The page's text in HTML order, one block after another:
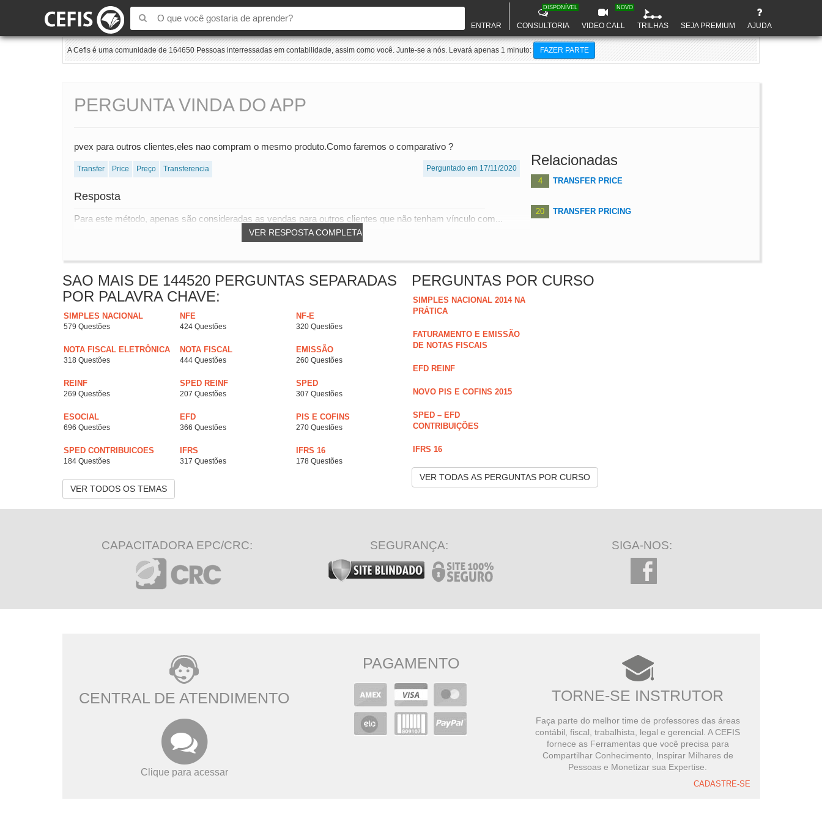
ENTRAR CONSULTORIA
DISPONÍVEL
VIDEO CALL
NOVO
TRILHAS SEJA PREMIUM AJUDA
A Cefis é uma comunidade de 164650 Pessoas interressadas em contabilidade, assim como você. Junte-se a nós. Levará apenas 1 minuto: FAZER PARTE
PERGUNTA VINDA DO APP
pvex para outros clientes,eles nao compram o mesmo produto.Como faremos o comparativo ?
Transfer Price Preço Transferencia Perguntado em 17/11/2020
Resposta
VER RESPOSTA COMPLETA
Para este método, apenas são consideradas as vendas para outros clientes que não tenham vínculo com...
Relacionadas
4 TRANSFER PRICE
20 TRANSFER PRICING
SAO MAIS DE 144520 PERGUNTAS SEPARADAS
POR PALAVRA CHAVE:
SIMPLES NACIONAL
579 Questões
NFE
424 Questões
NF-E
320 Questões
NOTA FISCAL ELETRÔNICA
318 Questões
NOTA FISCAL
444 Questões
EMISSÃO
260 Questões
REINF
269 Questões
SPED REINF
207 Questões
SPED
307 Questões
ESOCIAL
696 Questões
EFD
366 Questões
PIS E COFINS
270 Questões
SPED CONTRIBUICOES
184 Questões
IFRS
317 Questões
IFRS 16
178 Questões
VER TODOS OS TEMAS
PERGUNTAS POR CURSO
SIMPLES NACIONAL 2014 NA
PRÁTICA
FATURAMENTO E EMISSÃO
DE NOTAS FISCAIS
EFD REINF
NOVO PIS E COFINS 2015
SPED – EFD
CONTRIBUIÇÕES
IFRS 16
VER TODAS AS PERGUNTAS POR CURSO
CAPACITADORA EPC/CRC: SEGURANÇA: SIGA-NOS:
CENTRAL DE ATENDIMENTO
Clique para acessar
PAGAMENTO
TORNE-SE INSTRUTOR
Faça parte do melhor time de professores das áreas
contábil, fiscal, trabalhista, legal e gerencial. A CEFIS
fornece as Ferramentas que você precisa para
Compartilhar Conhecimento, Inspirar Milhares de
Pessoas e Monetizar sua Expertise.
CADASTRE-SE